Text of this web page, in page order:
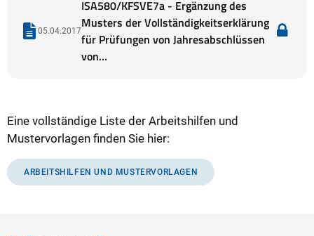
05.04.2017
ISA580/KFSVE7a - Ergänzung des
Musters der Vollständigkeitserklärung
für Prüfungen von Jahresabschlüssen
von…
Eine vollständige Liste der Arbeitshilfen und
Mustervorlagen finden Sie hier:
ARBEITSHILFEN UND MUSTERVORLAGEN